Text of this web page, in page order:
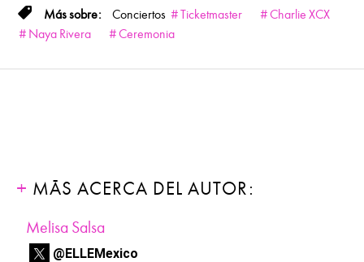
Conciertos Ticketmaster
Charlie XCX
Naya Rivera
Ceremonia
MÁS ACERCA DEL AUTOR:
Melisa Salsa
@ELLEMexico